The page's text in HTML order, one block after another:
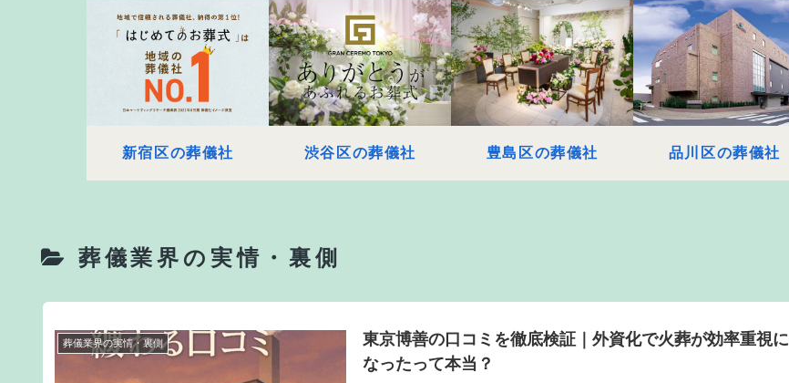
新宿区の葬儀社 渋谷区の葬儀社 豊島区の葬儀社 品川区の葬儀社
葬儀業界の実情・裏側
葬儀業界の実情・裏側
東京博善の口コミを徹底検証｜外資化で火葬が効率重視に
なったって本当？